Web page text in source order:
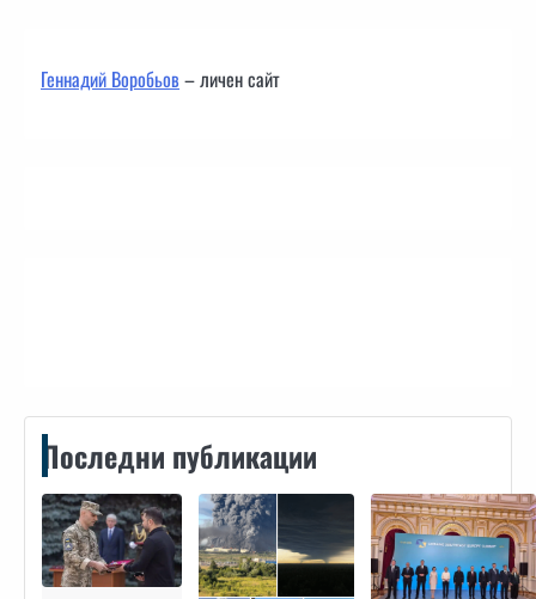
Геннадий Воробьов– личен сайт
Последни публикации